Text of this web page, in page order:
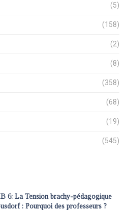
(5)
(158)
(2)
(8)
(358)
(68)
(19)
(545)
6: La Tension brachy-pédagogique
: Pourquoi des professeurs ?